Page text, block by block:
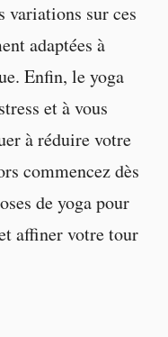
variations sur ces
adaptées à
Enfin, le yoga
et à vous
à réduire votre
commencez dès
de yoga pour
affiner votre tour